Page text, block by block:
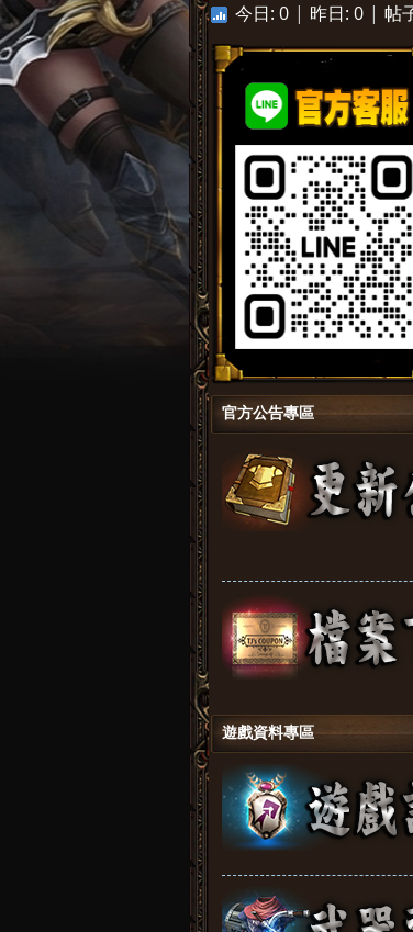
巴
拉
卡
斯
»
今日: 0 | 昨日: 0 | 帖
官方公告專區
遊戲資料專區